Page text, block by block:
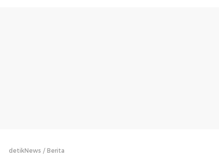
detikNews Berita